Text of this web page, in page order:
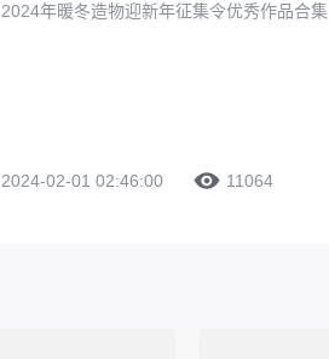
2024年暖冬造物迎新年征集令优秀作品合集
2024-02-01 02:46:00 11064